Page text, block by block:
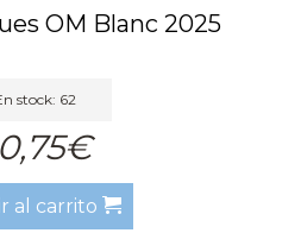
OM Blanc 2025
stock: 62
al carrito